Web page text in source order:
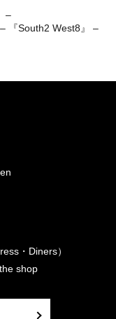
–
『South2 West8』 –
・Diners）
shop